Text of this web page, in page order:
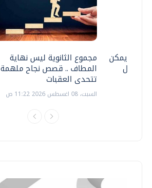
مجموع الثانوية ليس نهاية
المطاف .. قصص نجاح ملهمة
تتحدى العقبات
السبت، 08 اغسطس 2026 11:22 ص
.. هل يمكن
نتعامل